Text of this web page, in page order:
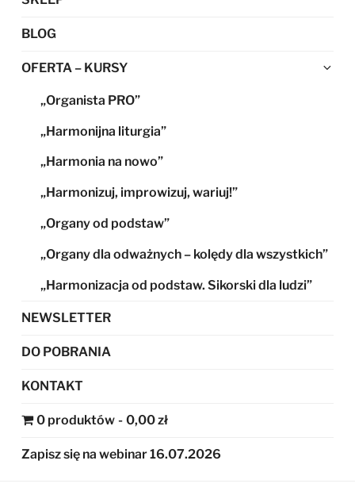
BLOG
OFERTA – KURSY
„Organista PRO”
„Harmonijna liturgia”
„Harmonia na nowo”
„Harmonizuj, improwizuj, wariuj!”
„Organy od podstaw”
„Organy dla odważnych – kolędy dla wszystkich”
„Harmonizacja od podstaw. Sikorski dla ludzi”
NEWSLETTER
DO POBRANIA
KONTAKT
0 produktów 0,00 zł
Zapisz się na webinar 16.07.2026